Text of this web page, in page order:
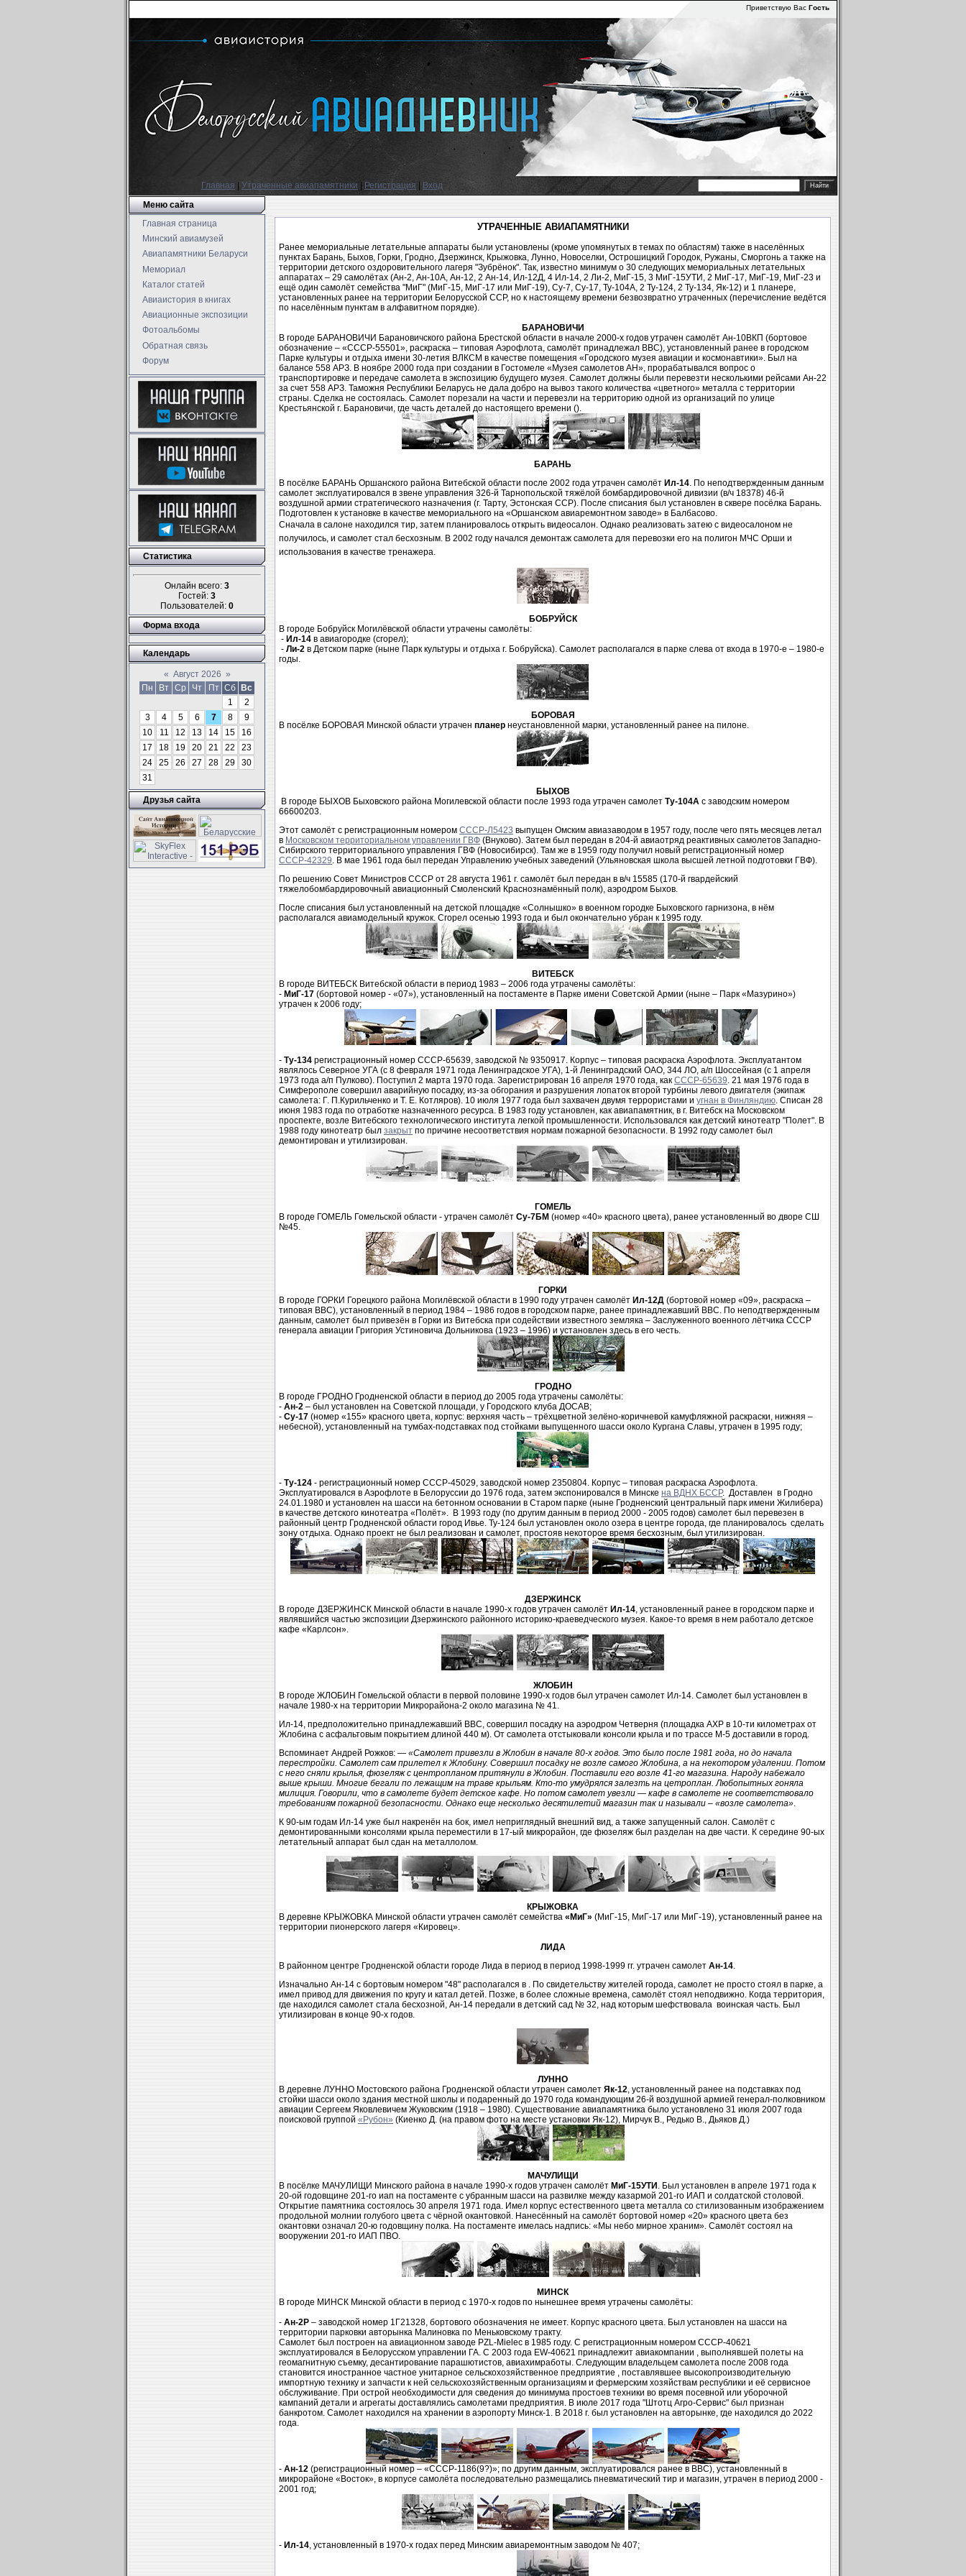
Приветствую Вас Гость
Главная Утраченные авиапамятники | Регистрация
Вход
Меню сайта
Главная страница
Минский авиамузей
Авиапамятники Беларуси
Мемориал
Каталог статей
Авиаистория в книгах
Авиационные экспозиции
Фотоальбомы
Обратная связь
Форум
Статистика
Онлайн всего: 3
Гостей: 3
Пользователей: 0
Форма входа
Календарь
« Август 2026 »
Пн
Вт Ср Чт Пт Сб
Вс
1
2
3
4 5 6 7 8
9
10
11 12 13 14 15
16
17
18 19 20 21 22
23
24
25 26 27 28 29
30
31
Друзья сайта
УТРАЧЕННЫЕ АВИАПАМЯТНИКИ
Ранее мемориальные летательные аппараты были установлены (кроме упомянутых в темах по областям) также в населённых
пунктах Барань, Быхов, Горки, Гродно, Дзержинск, Крыжовка, Лунно, Новоселки, Острошицкий Городок, Ружаны, Сморгонь а также на
территории детского оздоровительного лагеря "Зубрёнок". Так, известно минимум о 30 следующих мемориальных летательных
аппаратах – 29 самолётах (Ан-2, Ан-10А, Ан-12, 2 Ан-14, Ил-12Д, 4 Ил-14, 2 Ли-2, МиГ-15, 3 МиГ-15УТИ, 2 МиГ-17, МиГ-19, МиГ-23 и
ещё один самолёт семейства "МиГ" (МиГ-15, МиГ-17 или МиГ-19), Су-7, Су-17, Ту-104А, 2 Ту-124, 2 Ту-134, Як-12) и 1 планере,
установленных ранее на территории Белорусской ССР, но к настоящему времени безвозвратно утраченных (перечисление ведётся
по населённым пунктам в алфавитном порядке).
БАРАНОВИЧИ
В городе БАРАНОВИЧИ Барановичского района Брестской области в начале 2000-х годов утрачен самолёт Ан-10ВКП (бортовое
обозначение – «СССР-55501», раскраска – типовая Аэрофлота, самолёт принадлежал ВВС), установленный ранее в городском
Парке культуры и отдыха имени 30-летия ВЛКСМ в качестве помещения «Городского музея авиации и космонавтики». Был на
балансе 558 АРЗ. В ноябре 2000 года при создании в Гостомеле «Музея самолетов АН», прорабатывался вопрос о
транспортировке и передаче самолета в экспозицию будущего музея. Самолет должны были перевезти несколькими рейсами Ан-22
за счет 558 АРЗ. Таможня Республики Беларусь не дала добро на вывоз такого количества «цветного» металла с территории
страны. Сделка не состоялась. Самолет порезали на части и перевезли на территорию одной из организаций по улице
Крестьянской г. Барановичи, где часть деталей до настоящего времени ().
БАРАНЬ
В посёлке БАРАНЬ Оршанского района Витебской области после 2002 года утрачен самолёт Ил-14. По неподтвержденным данным
самолет эксплуатировался в звене управления 326-й Тарнопольской тяжёлой бомбардировочной дивизии (в/ч 18378) 46-й
воздушной армии стратегического назначения (г. Тарту, Эстонская ССР). После списания был установлен в сквере посёлка Барань.
Подготовлен к установке в качестве мемориального на «Оршанском авиаремонтном заводе» в Балбасово.
Сначала в салоне находился тир, затем планировалось открыть видеосалон. Однако реализовать затею с видеосалоном не
получилось, и самолет стал бесхозным. В 2002 году начался демонтаж самолета для перевозки его на полигон МЧС Орши и
использования в качестве тренажера.
БОБРУЙСК
В городе Бобруйск Могилёвской области утрачены самолёты:
- Ил-14 в авиагородке (сгорел);
- Ли-2 в Детском парке (ныне Парк культуры и отдыха г. Бобруйска). Самолет располагался в парке слева от входа в 1970-е – 1980-е
годы.
БОРОВАЯ
В посёлке БОРОВАЯ Минской области утрачен планер неустановленной марки, установленный ранее на пилоне.
БЫХОВ
В городе БЫХОВ Быховского района Могилевской области после 1993 года утрачен самолет Ту-104А с заводским номером
66600203.
Этот самолёт с регистрационным номером СССР-Л5423 выпущен Омским авиазаводом в 1957 году, после чего пять месяцев летал
в Московском территориальном управлении ГВФ (Внуково). Затем был передан в 204-й авиаотряд реактивных самолетов Западно-
Сибирского территориального управления ГВФ (Новосибирск). Там же в 1959 году получил новый регистрационный номер
СССР-42329. В мае 1961 года был передан Управлению учебных заведений (Ульяновская школа высшей летной подготовки ГВФ).
По решению Совет Министров СССР от 28 августа 1961 г. самолёт был передан в в/ч 15585 (170-й гвардейский
тяжелобомбардировочный авиационный Смоленский Краснознамённый полк), аэродром Быхов.
После списания был установленный на детской площадке «Солнышко» в военном городке Быховского гарнизона, в нём
располагался авиамодельный кружок. Сгорел осенью 1993 года и был окончательно убран к 1995 году.
ВИТЕБСК
В городе ВИТЕБСК Витебской области в период 1983 – 2006 года утрачены самолёты:
- МиГ-17 (бортовой номер - «07»), установленный на постаменте в Парке имени Советской Армии (ныне – Парк «Мазурино»)
утрачен к 2006 году;
- Ту-134 регистрационный номер СССР-65639, заводской № 9350917. Корпус – типовая раскраска Аэрофлота. Эксплуатантом
являлось Северное УГА (с 8 февраля 1971 года Ленинградское УГА), 1-й Ленинградский ОАО, 344 ЛО, а/п Шоссейная (с 1 апреля
1973 года а/п Пулково). Поступил 2 марта 1970 года. Зарегистрирован 16 апреля 1970 года, как СССР-65639. 21 мая 1976 года в
Симферополе совершил аварийную посадку, из-за обгорания и разрушения лопаток второй турбины левого двигателя (экипаж
самолета: Г. П.Курильченко и Т. Е. Котляров). 10 июля 1977 года был захвачен двумя террористами и угнан в Финляндию. Списан 28
июня 1983 года по отработке назначенного ресурса. В 1983 году установлен, как авиапамятник, в г. Витебск на Московском
проспекте, возле Витебского технологического института легкой промышленности. Использовался как детский кинотеатр "Полет". В
1988 году кинотеатр был закрыт по причине несоответствия нормам пожарной безопасности. В 1992 году самолет был
демонтирован и утилизирован.
ГОМЕЛЬ
В городе ГОМЕЛЬ Гомельской области - утрачен самолёт Су-7БМ (номер «40» красного цвета), ранее установленный во дворе СШ
№45.
ГОРКИ
В городе ГОРКИ Горецкого района Могилёвской области в 1990 году утрачен самолёт Ил-12Д (бортовой номер «09», раскраска –
типовая ВВС), установленный в период 1984 – 1986 годов в городском парке, ранее принадлежавший ВВС. По неподтвержденным
данным, самолет был привезён в Горки из Витебска при содействии известного земляка – Заслуженного военного лётчика СССР
генерала авиации Григория Устиновича Дольникова (1923 – 1996) и установлен здесь в его честь.
ГРОДНО
В городе ГРОДНО Гродненской области в период до 2005 года утрачены самолёты:
- Ан-2 – был установлен на Советской площади, у Городского клуба ДОСАВ;
- Су-17 (номер «155» красного цвета, корпус: верхняя часть – трёхцветной зелёно-коричневой камуфляжной раскраски, нижняя –
небесной), установленный на тумбах-подставках под стойками выпущенного шасси около Кургана Славы, утрачен в 1995 году;
- Ту-124 - регистрационный номер СССР-45029, заводской номер 2350804. Корпус – типовая раскраска Аэрофлота.
Эксплуатировался в Аэрофлоте в Белоруссии до 1976 года, затем экспонировался в Минске на ВДНХ БССР. Доставлен в Гродно
24.01.1980 и установлен на шасси на бетонном основании в Старом парке (ныне Гродненский центральный парк имени Жилибера)
в качестве детского кинотеатра «Полёт». В 1993 году (по другим данным в период 2000 - 2005 годов) самолет был перевезен в
районный центр Гродненской области город Ивье. Ту-124 был установлен около озера в центре города, где планировалось сделать
зону отдыха. Однако проект не был реализован и самолет, простояв некоторое время бесхозным, был утилизирован.
ДЗЕРЖИНСК
В городе ДЗЕРЖИНСК Минской области в начале 1990-х годов утрачен самолёт Ил-14, установленный ранее в городском парке и
являвшийся частью экспозиции Дзержинского районного историко-краеведческого музея. Какое-то время в нем работало детское
кафе «Карлсон».
ЖЛОБИН
В городе ЖЛОБИН Гомельской области в первой половине 1990-х годов был утрачен самолет Ил-14. Самолет был установлен в
начале 1980-х на территории Микрорайона-2 около магазина № 41.
Ил-14, предположительно принадлежавший ВВС, совершил посадку на аэродром Четверня (площадка АХР в 10-ти километрах от
Жлобина с асфальтовым покрытием длиной 440 м). От самолета отстыковали консоли крыла и по трассе М-5 доставили в город.
Вспоминает Андрей Рожков: — «Самолет привезли в Жлобин в начале 80-х годов. Это было после 1981 года, но до начала
перестройки. Самолет сам прилетел к Жлобину. Совершил посадку не возле самого Жлобина, а на некотором удалении. Потом
с него сняли крылья, фюзеляж с центропланом притянули в Жлобин. Поставили его возле 41-го магазина. Народу набежало
выше крыши. Многие бегали по лежащим на траве крыльям. Кто-то умудрялся залезть на цетроплан. Любопытных гоняла
милиция. Говорили, что в самолете будет детское кафе. Но потом самолет увезли — кафе в самолете не соответствовало
требованиям пожарной безопасности. Однако еще несколько десятилетий магазин так и называли – «возле самолета».
К 90-ым годам Ил-14 уже был накренён на бок, имел неприглядный внешний вид, а также запущенный салон. Самолёт с
демонтированными консолями крыла переместили в 17-ый микрорайон, где фюзеляж был разделан на две части. К середине 90-ых
летательный аппарат был сдан на металлолом.
КРЫЖОВКА
В деревне КРЫЖОВКА Минской области утрачен самолёт семейства «МиГ» (МиГ-15, МиГ-17 или МиГ-19), установленный ранее на
территории пионерского лагеря «Кировец».
ЛИДА
В районном центре Гродненской области городе Лида в период в период 1998-1999 гг. утрачен самолет Ан-14.
Изначально Ан-14 с бортовым номером "48" располагался в . По свидетельству жителей города, самолет не просто стоял в парке, а
имел привод для движения по кругу и катал детей. Позже, в более сложные времена, самолёт стоял неподвижно. Когда территория,
где находился самолет стала бесхозной, Ан-14 передали в детский сад № 32, над которым шефствовала воинская часть. Был
утилизирован в конце 90-х годов.
ЛУННО
В деревне ЛУННО Мостовского района Гродненской области утрачен самолет Як-12, установленный ранее на подставках под
стойки шасси около здания местной школы и подаренный до 1970 года командующим 26-й воздушной армией генерал-полковником
авиации Сергеем Яковлевичем Жуковским (1918 – 1980). Существование авиапамятника было установлено 31 июля 2007 года
поисковой группой «Рубон» (Киенко Д. (на правом фото на месте установки Як-12), Мирчук В., Редько В., Дьяков Д.)
МАЧУЛИЩИ
В посёлке МАЧУЛИЩИ Минского района в начале 1990-х годов утрачен самолёт МиГ-15УТИ . Был установлен в апреле 1971 года к
20-ой годовщине 201-го иап на постаменте с убранным шасси на развилке между казармой 201-го ИАП и солдатской столовой.
Открытие памятника состоялось 30 апреля 1971 года. Имел корпус естественного цвета металла со стилизованным изображением
продольной молнии голубого цвета с чёрной окантовкой. Нанесённый на самолёт бортовой номер «20» красного цвета без
окантовки означал 20-ю годовщину полка. На постаменте имелась надпись: «Мы небо мирное храним». Самолёт состоял на
вооружении 201-го ИАП ПВО.
МИНСК
В городе МИНСК Минской области в период с 1970-х годов по нынешнее время утрачены самолёты:
- Ан-2Р – заводской номер 1Г21328, бортового обозначения не имеет. Корпус красного цвета. Был установлен на шасси на
территории парковки авторынка Малиновка по Меньковскому тракту.
Самолет был построен на авиационном заводе PZL-Mielec в 1985 году. С регистрационным номером СССР-40621
эксплуатировался в Белорусском управлении ГА. С 2003 года EW-40621 принадлежит авиакомпании , выполнявшей полеты на
геомагнитную съемку, десантирование парашютистов, авиахимработы. Следующим владельцем самолета после 2008 года
становится иностранное частное унитарное сельскохозяйственное предприятие , поставлявшее высокопроизводительную
импортную технику и запчасти к ней сельскохозяйственным организациям и фермерским хозяйствам республики и её сервисное
обслуживание. При острой необходимости для сведения до минимума простоев техники во время посевной или уборочной
кампаний детали и агрегаты доставлялись самолетами предприятия. В июле 2017 года "Штотц Агро-Сервис" был признан
банкротом. Самолет находился на хранении в аэропорту Минск-1. В 2018 г. был установлен на авторынке, где находился до 2022
года.
- Ан-12 (регистрационный номер – «CCCP-1186(9?)»; по другим данным, эксплуатировался ранее в ВВС), установленный в
микрорайоне «Восток», в корпусе самолёта последовательно размещались пневматический тир и магазин, утрачен в период 2000 -
2001 год;
- Ил-14, установленный в 1970-х годах перед Минским авиаремонтным заводом № 407;